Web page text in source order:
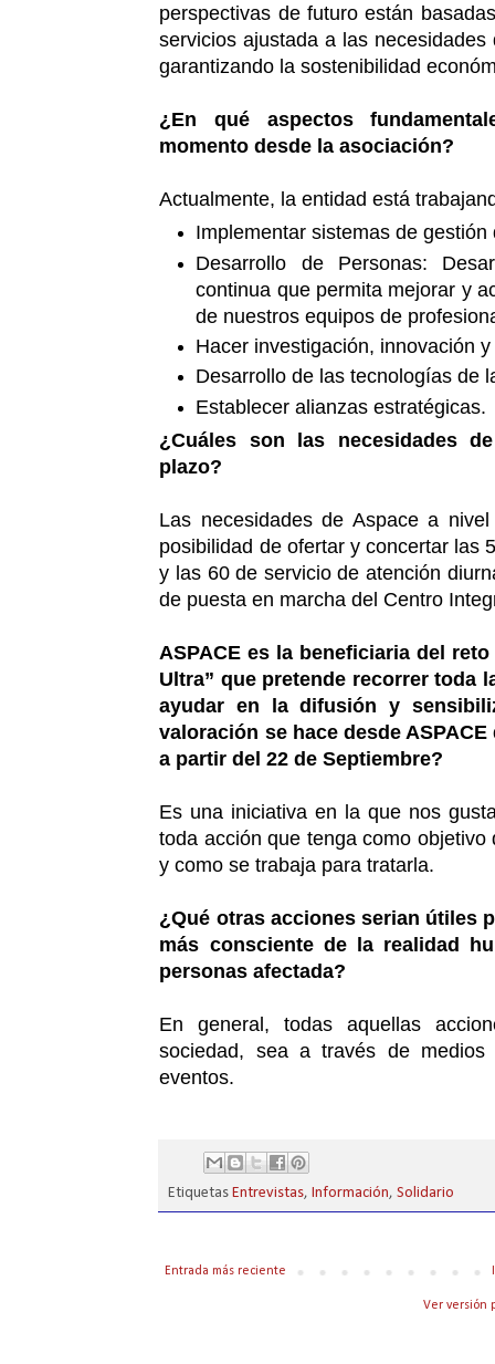
perspectivas de futuro están
servicios ajustada a las
garantizando la sostenibilidad
¿En qué aspectos
momento desde la asociación?
Actualmente, la entidad está
Implementar sistemas de
Desarrollo de Personas:
continua que permita mejorar y
de nuestros equipos de
Hacer investigación, innovación
Desarrollo de las tecnologías de
Establecer alianzas estratégicas.
¿Cuáles son las necesidades
plazo?
Las necesidades de Aspace a
posibilidad de ofertar y concertar las
y las 60 de servicio de atención
de puesta en marcha del Centro
ASPACE es la beneficiaria del
Ultra” que pretende recorrer toda
ayudar en la difusión y
valoración se hace desde
a partir del 22 de Septiembre?
Es una iniciativa en la que nos
toda acción que tenga como
y como se trabaja para tratarla.
¿Qué otras acciones serian útiles
más consciente de la realidad
personas afectada?
En general, todas aquellas
sociedad, sea a través de
eventos.
EtiquetasEntrevistas,Información,Solidario
Entrada más reciente
Ver versión